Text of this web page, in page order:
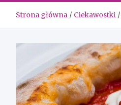
Strona główna Ciekawostki